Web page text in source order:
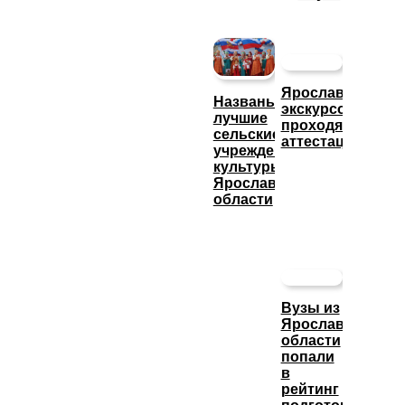
Названы
лучшие
сельские
учреждения
культуры
Ярославской
области
Ярославские
экскурсоводы
проходят
аттестацию
Вузы из
Ярославской
области
попали
в
рейтинг